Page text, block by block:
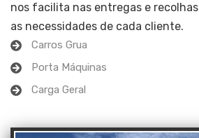
nos facilita nas entregas e
as necessidades de cada cliente.
Carros Grua
Porta Máquinas
Carga Geral